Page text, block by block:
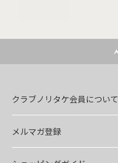
クラブノリタケ会員について
メルマガ登録